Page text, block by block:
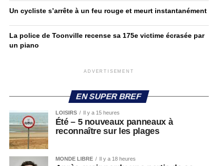
Un cycliste s’arrête à un feu rouge et meurt instantanément
La police de Toonville recense sa 175e victime écrasée par
un piano
ADVERTISEMENT
EN SUPER BREF
LOISIRS Il y a 15 heures
Été – 5 nouveaux panneaux à
reconnaître sur les plages
MONDE LIBRE Il y a 18 heures